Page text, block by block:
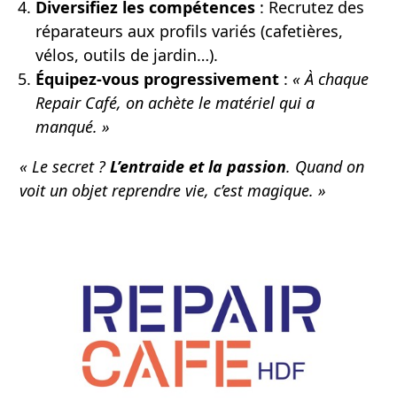
Diversifiez les compétences : Recrutez des
réparateurs aux profils variés (cafetières,
vélos, outils de jardin…).
Équipez-vous progressivement : « À chaque
Repair Café, on achète le matériel qui a
manqué. »
« Le secret ?L’entraide et la passion. Quand on
voit un objet reprendre vie, c’est magique. »